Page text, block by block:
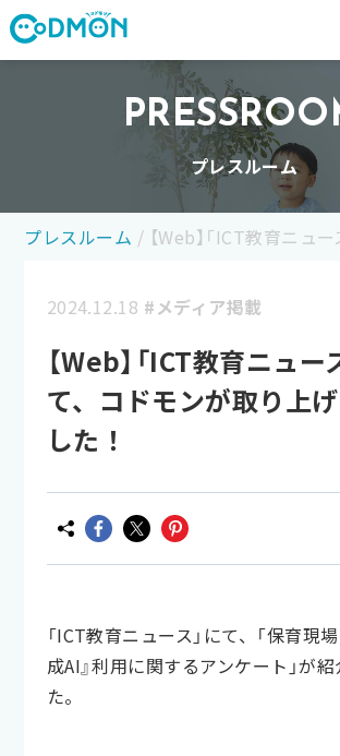
プレスルーム
プレスルーム / 【Web】「ICT教育ニ
2024.12.18 #メディア掲載
【Web】「ICT教育ニュー
て、コドモンが取り上
した！
「ICT教育ニュース」にて、「保育現
成AI』利用に関するアンケート」が
た。